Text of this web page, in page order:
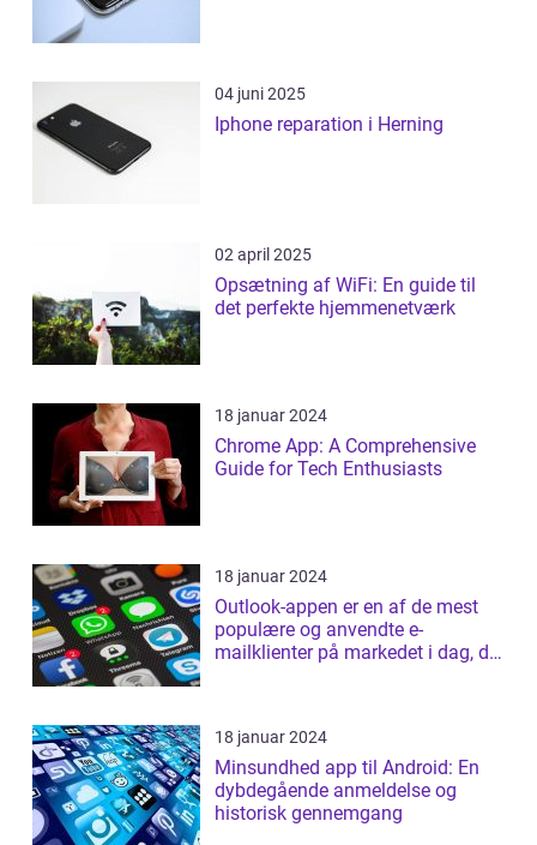
04 juni 2025
Iphone reparation i Herning
02 april 2025
Opsætning af WiFi: En guide til
det perfekte hjemmenetværk
18 januar 2024
Chrome App: A Comprehensive
Guide for Tech Enthusiasts
18 januar 2024
Outlook-appen er en af de mest
populære og anvendte e-
mailklienter på markedet i dag, der
18 januar 2024
Minsundhed app til Android: En
dybdegående anmeldelse og
historisk gennemgang